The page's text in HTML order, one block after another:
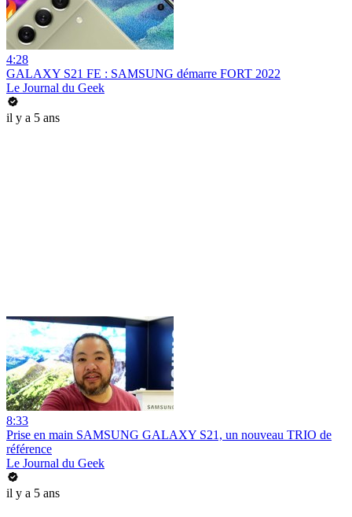
4:28
GALAXY S21 FE : SAMSUNG démarre FORT 2022
Le Journal du Geek
il y a 5 ans
8:33
Prise en main SAMSUNG GALAXY S21, un nouveau TRIO de
référence
Le Journal du Geek
il y a 5 ans